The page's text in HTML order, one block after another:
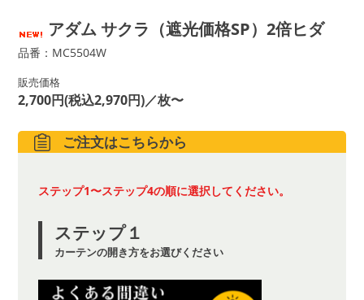
アダム サクラ（遮光価格SP）2倍ヒダ
品番：MC5504W
販売価格
2,700円(税込2,970円)／枚〜
ご注文はこちらから
ステップ1〜ステップ4の順に選択してください。
ステップ１
カーテンの開き方をお選びください